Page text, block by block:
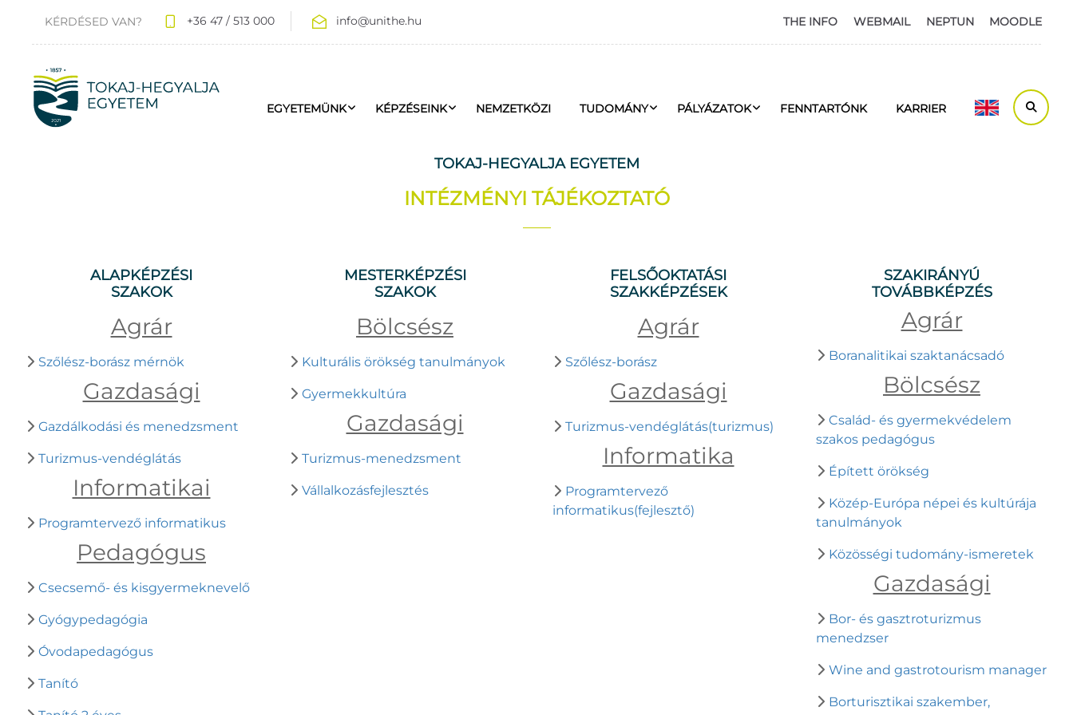
KÉRDÉSED VAN? +36 47 / 513 000 info@unithe.hu THE INFO WEBMAIL NEPTUN MOODLE
EGYETEMÜNK KÉPZÉSEINK NEMZETKÖZI TUDOMÁNY PÁLYÁZATOK FENNTARTÓNK KARRIER
TOKAJ-HEGYALJA EGYETEM
INTÉZMÉNYI TÁJÉKOZTATÓ
ALAPKÉPZÉSI
SZAKOK
Agrár
Szőlész-borász mérnök
Gazdasági
Gazdálkodási és menedzsment
Turizmus-vendéglátás
Informatikai
Programtervező informatikus
Pedagógus
Csecsemő- és kisgyermeknevelő
Gyógypedagógia
Óvodapedagógus
Tanító
MESTERKÉPZÉSI
SZAKOK
Bölcsész
Kulturális örökség tanulmányok
Gyermekkultúra
Gazdasági
Turizmus-menedzsment
Vállalkozásfejlesztés
FELSŐOKTATÁSI
SZAKKÉPZÉSEK
Agrár
Szőlész-borász
Gazdasági
Turizmus-vendéglátás(turizmus)
Informatika
Programtervező
informatikus(fejlesztő)
SZAKIRÁNYÚ
TOVÁBBKÉPZÉS
Agrár
Boranalitikai szaktanácsadó
Bölcsész
Család- és gyermekvédelem
szakos pedagógus
Épített örökség
Közép-Európa népei és kultúrája
tanulmányok
Közösségi tudomány-ismeretek
Gazdasági
Bor- és gasztroturizmus
menedzser
Wine and gastrotourism manager
Borturisztikai szakember,